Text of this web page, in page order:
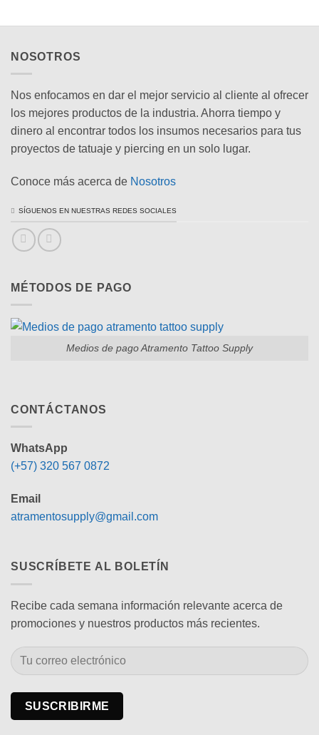
NOSOTROS
Nos enfocamos en dar el mejor servicio al cliente al ofrecer
los mejores productos de la industria. Ahorra tiempo y
dinero al encontrar todos los insumos necesarios para tus
proyectos de tatuaje y piercing en un solo lugar.
Conoce más acerca de Nosotros
SÍGUENOS EN NUESTRAS REDES SOCIALES
MÉTODOS DE PAGO
Medios de pago Atramento Tattoo Supply
CONTÁCTANOS
WhatsApp
(+57) 320 567 0872
Email
atramentosupply@gmail.com
SUSCRÍBETE AL BOLETÍN
Recibe cada semana información relevante acerca de
promociones y nuestros productos más recientes.